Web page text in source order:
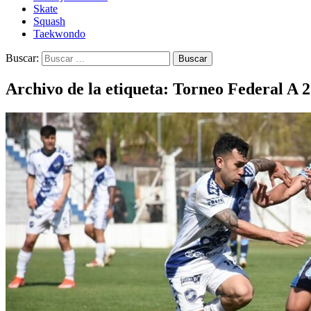
Skate
Squash
Taekwondo
Buscar:
Archivo de la etiqueta: Torneo Federal A